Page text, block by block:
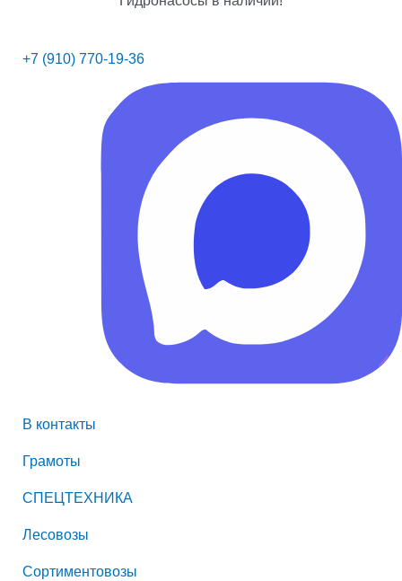
+7 (910) 770-19-36
В контакты
Грамоты
СПЕЦТЕХНИКА
Лесовозы
Сортиментовозы